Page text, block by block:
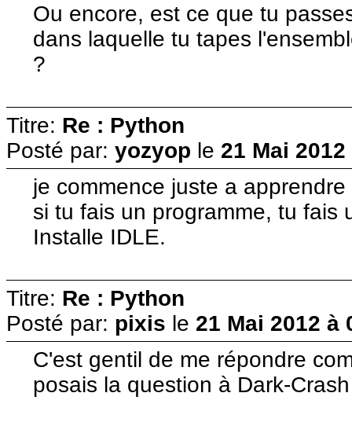
Ou encore, est ce que tu
dans laquelle tu tapes
?
Titre: Re : Python
Posté par: yozyop le 21 Mai
je commence juste a
si tu fais un programme, tu fais
Installe IDLE.
Titre: Re : Python
Posté par: pixis le 21 Mai 2012 à
C'est gentil de me répondre
posais la question à Dark-